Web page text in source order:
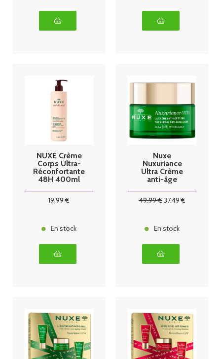
NUXE Crème
Corps Ultra-
Réconfortante
48H 400ml
19.99 €
En stock
Nuxe
Nuxuriance
Ultra Crème
anti-âge
49.99€37.49€
En stock